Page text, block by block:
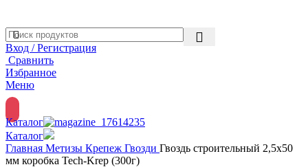
Вход / Регистрация
Сравнить
Избранное
Меню
Каталог
Каталог
Главная Метизы Крепеж Гвозди Гвоздь строительный 2,5х50
мм коробка Tech-Krep (300г)